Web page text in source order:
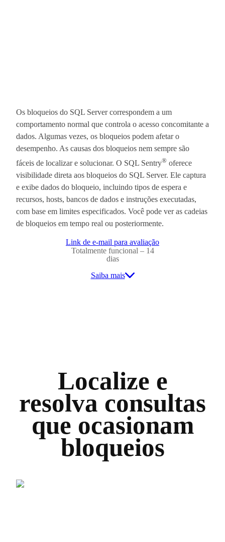
Os bloqueios do SQL Server correspondem a um
comportamento normal que controla o acesso concomitante a
dados. Algumas vezes, os bloqueios podem afetar o
desempenho. As causas dos bloqueios nem sempre são
fáceis de localizar e solucionar. O SQL Sentry® oferece
visibilidade direta aos bloqueios do SQL Server. Ele captura
e exibe dados do bloqueio, incluindo tipos de espera e
recursos, hosts, bancos de dados e instruções executadas,
com base em limites especificados. Você pode ver as cadeias
de bloqueios em tempo real ou posteriormente.
Link de e-mail para avaliação
Totalmente funcional – 14
dias
Saiba mais
Localize e
resolva consultas
que ocasionam
bloqueios